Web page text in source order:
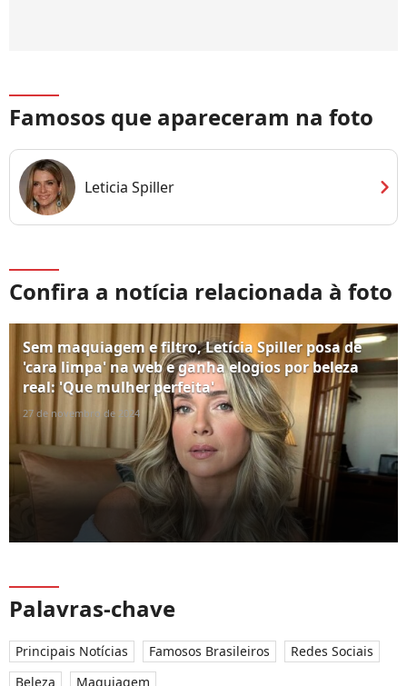
Famosos que apareceram na foto
Leticia Spiller chevron_right
Confira a notícia relacionada à foto
Sem maquiagem e filtro, Letícia Spiller posa de
'cara limpa' na web e ganha elogios por beleza
real: 'Que mulher perfeita'
27 de novembro de 2024
Palavras-chave
Principais Notícias Famosos Brasileiros
Redes Sociais
Beleza
Maquiagem